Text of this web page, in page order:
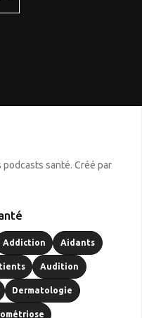
santé. Créé par
Addiction Aidants
Audition
Dermatologie